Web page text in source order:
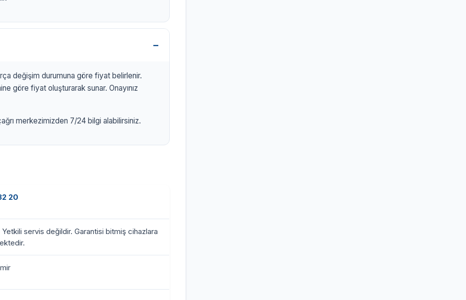
değişim durumuna göre fiyat belirlenir.
göre fiyat oluşturarak sunar. Onayınız
merkezimizden 7/24 bilgi alabilirsiniz.
20
servis değildir. Garantisi bitmiş cihazlara